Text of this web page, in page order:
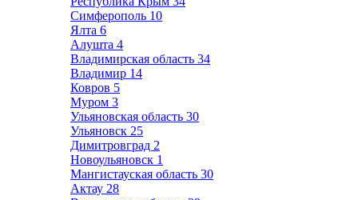
Симферополь 10
Ялта 6
Алушта 4
Владимирская область 34
Владимир 14
Ковров 5
Муром 3
Ульяновская область 30
Ульяновск 25
Димитровград 2
Новоульяновск 1
Мангистауская область 30
Актау 28